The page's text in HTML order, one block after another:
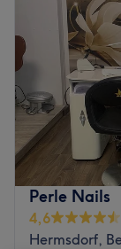
Perle Nails
4,6
Hermsdorf,